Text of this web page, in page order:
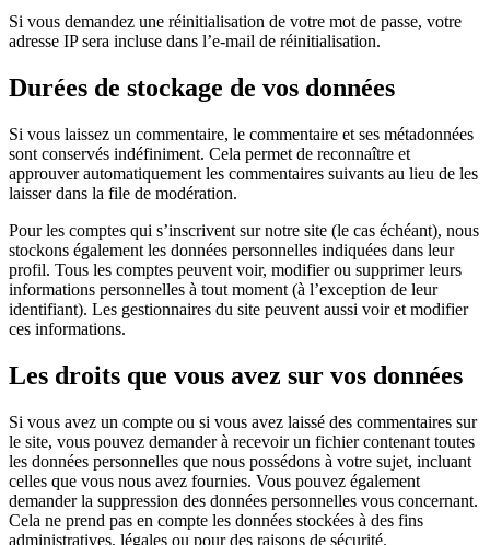
Si vous demandez une réinitialisation de votre mot de passe, votre
adresse IP sera incluse dans l’e-mail de réinitialisation.
Durées de stockage de vos données
Si vous laissez un commentaire, le commentaire et ses métadonnées
sont conservés indéfiniment. Cela permet de reconnaître et
approuver automatiquement les commentaires suivants au lieu de les
laisser dans la file de modération.
Pour les comptes qui s’inscrivent sur notre site (le cas échéant), nous
stockons également les données personnelles indiquées dans leur
profil. Tous les comptes peuvent voir, modifier ou supprimer leurs
informations personnelles à tout moment (à l’exception de leur
identifiant). Les gestionnaires du site peuvent aussi voir et modifier
ces informations.
Les droits que vous avez sur vos données
Si vous avez un compte ou si vous avez laissé des commentaires sur
le site, vous pouvez demander à recevoir un fichier contenant toutes
les données personnelles que nous possédons à votre sujet, incluant
celles que vous nous avez fournies. Vous pouvez également
demander la suppression des données personnelles vous concernant.
Cela ne prend pas en compte les données stockées à des fins
administratives, légales ou pour des raisons de sécurité.